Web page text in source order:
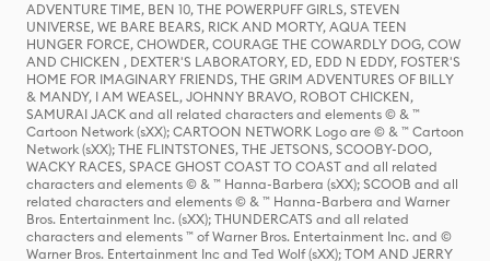
ADVENTURE TIME, BEN 10, THE POWERPUFF GIRLS, STEVEN
UNIVERSE, WE BARE BEARS, RICK AND MORTY, AQUA TEEN
HUNGER FORCE, CHOWDER, COURAGE THE COWARDLY DOG, COW
AND CHICKEN , DEXTER'S LABORATORY, ED, EDD N EDDY, FOSTER'S
HOME FOR IMAGINARY FRIENDS, THE GRIM ADVENTURES OF BILLY
& MANDY, I AM WEASEL, JOHNNY BRAVO, ROBOT CHICKEN,
SAMURAI JACK and all related characters and elements © & ™
Cartoon Network (sXX); CARTOON NETWORK Logo are © & ™ Cartoon
Network (sXX); THE FLINTSTONES, THE JETSONS, SCOOBY-DOO,
WACKY RACES, SPACE GHOST COAST TO COAST and all related
characters and elements © & ™ Hanna-Barbera (sXX); SCOOB and all
related characters and elements © & ™ Hanna-Barbera and Warner
Bros. Entertainment Inc. (sXX); THUNDERCATS and all related
characters and elements ™ of Warner Bros. Entertainment Inc. and ©
Warner Bros. Entertainment Inc and Ted Wolf (sXX); TOM AND JERRY